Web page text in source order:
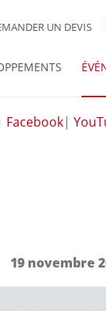
UN DEVIS
Facebook|
19 novembre